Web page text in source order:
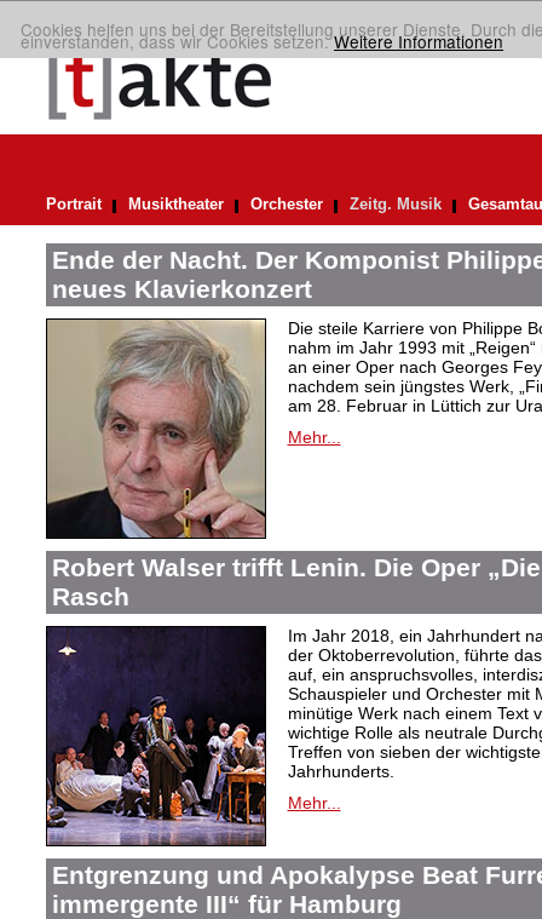
Cookies helfen uns bei der Bereitstellung unserer Dienste. Durch
einverstanden, dass wir Cookies setzen.Weitere Informationen
Portrait Musiktheater Orchester Zeitg. Musik
Ende der Nacht. Der Komponist
neues Klavierkonzert
Die steile Karriere von Philippe
nahm im Jahr 1993 mit
an einer Oper nach Georges
nachdem sein jüngstes Werk,
am 28. Februar in Lüttich zur
Mehr...
Robert Walser trifft Lenin. Die Oper
Rasch
Im Jahr 2018, ein Jahrhundert
der Oktoberrevolution, führte
auf, ein anspruchsvolles,
Schauspieler und Orchester mit
minütige Werk nach einem Text
wichtige Rolle als neutrale
Treffen von sieben der
Jahrhunderts.
Mehr...
Entgrenzung und Apokalypse Beat
immergente III“ für Hamburg